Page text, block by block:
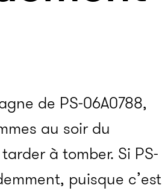
de PS-06A0788,
au soir du
à tomber. Si PS-
puisque c’est